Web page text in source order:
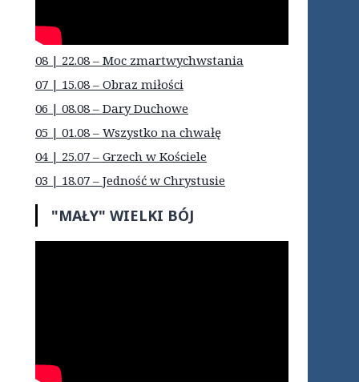
08 | 22.08 – Moc zmartwychwstania
07 | 15.08 – Obraz miłości
06 | 08.08 – Dary Duchowe
05 | 01.08 – Wszystko na chwałę
04 | 25.07 – Grzech w Kościele
03 | 18.07 – Jedność w Chrystusie
"MAŁY" WIELKI BÓJ